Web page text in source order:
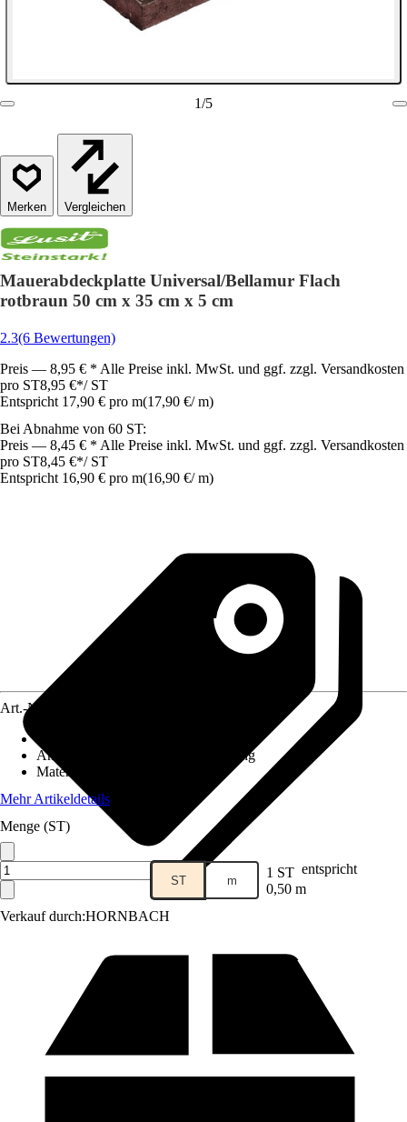
1/5
Vergleichen
Mauerabdeckplatte Universal/Bellamur Flach
rotbraun 50 cm x 35 cm x 5 cm
2.3(6 Bewertungen)
Preis — 8,95 € * Alle Preise inkl. MwSt. und ggf. zzgl. Versandkosten
pro ST8,95 €*/ ST
Entspricht 17,90 € pro m(17,90 €/ m)
Bei Abnahme von 60 ST:
Preis — 8,45 € * Alle Preise inkl. MwSt. und ggf. zzgl. Versandkosten
pro ST8,45 €*/ ST
Entspricht 16,90 € pro m(16,90 €/ m)
Verkauf durch:HORNBACH
Art.-Nr.
Anwendung
Abgrenzung, Gestaltung
Material
Mehr Artikeldetails
Menge (ST)
ST m 1 ST entspricht
0,50 m